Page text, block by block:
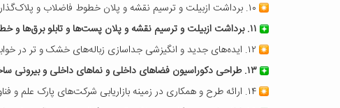
۱۱. برداشت ازبیلت و ترسیم نقشه و پلان پست‌ها و تابلو برق‌ها و خطوط انتقال و پلاک‌گذاری.
۱۳. طراحی دکوراسیون فضاهای داخلی و نماهای داخلی و بیرونی ساختمان‌های دانشگاه.